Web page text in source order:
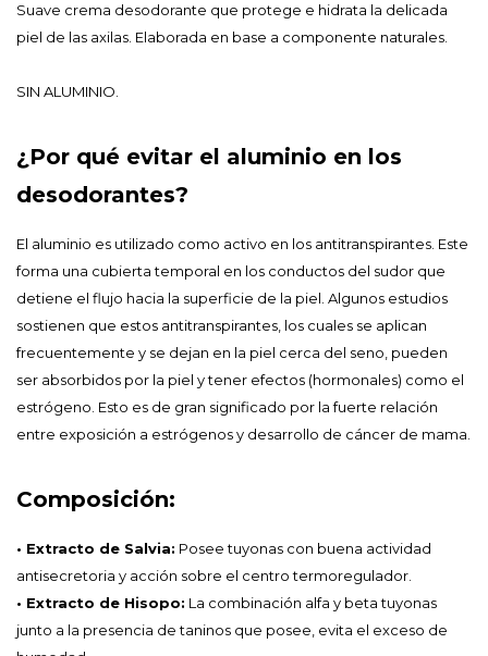
Suave crema desodorante que protege e hidrata la delicada
piel de las axilas. Elaborada en base a componente naturales.
SIN ALUMINIO.
¿Por qué evitar el aluminio en los
desodorantes?
El aluminio es utilizado como activo en los antitranspirantes. Este
forma una cubierta temporal en los conductos del sudor que
detiene el flujo hacia la superficie de la piel. Algunos estudios
sostienen que estos antitranspirantes, los cuales se aplican
frecuentemente y se dejan en la piel cerca del seno, pueden
ser absorbidos por la piel y tener efectos (hormonales) como el
estrógeno. Esto es de gran significado por la fuerte relación
entre exposición a estrógenos y desarrollo de cáncer de mama.
Composición:
• Extracto de Salvia: Posee tuyonas con buena actividad
antisecretoria y acción sobre el centro termoregulador.
• Extracto de Hisopo: La combinación alfa y beta tuyonas
junto a la presencia de taninos que posee, evita el exceso de